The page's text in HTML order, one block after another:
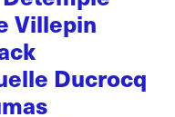
Villepin
Ducrocq